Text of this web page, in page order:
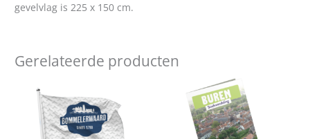
gevelvlag is 225 x 150 cm.
Gerelateerde producten